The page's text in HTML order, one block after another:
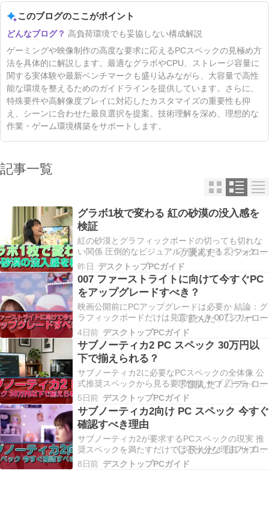
このブログのここがポイント
高負荷環境でも妥協しない構成解説
ゲーミングや映像制作の高度な要求に応えるPCスペックの見極め方
法を具体的に解説します。最適なグラボやCPU、ストレージ容量に
関する実体験や最新ベンチマークも盛り込みながら、大容量で高性
能な環境を整えるためのガイドラインを提供しています。さらに、
特殊要件や高解像度プレイに対応したカスタマイズの重要性も抑
え、シーンに合わせた最良選択を提案。技術理解を深め、理想的な
作業・ゲーム環境構築をサポートします。
記事一覧
グラボ1枚で変わる 紅の砂漠の没入感を
検証
紅の砂漠とグラフィックボードの切っても切れな
い関係 圧倒的なビジュアルが要求するスペックの
現実 「紅の砂漠」は、Pearl Abyssが開発した超大
作オープンワールドアクションRPGです。 黒い砂
漠で培った技術をさらに進化させ、広大なフィー
ルド、リアルタイムの天候変化、数百人規模…
昨日 デスクトップPCガイド
007 ファーストライトに向けて今すぐPC
をアップグレードすべき？
映画公開前にPCアップグレードは必要か 結論：グ
ラフィックボードだけは見直すべき 007シリーズ
最新作「ファーストライト」の公開が迫る中、ゲ
ーム版も同時展開されることが発表されました。
現時点でGeForce RTX 5060Ti以上、または
Radeon RX 9070XT以上の…
4日前 デスクトップPCガイド
サブノーティカ2 PC スペック 30万円以
下で揃えられる？
サブノーティカ2に必要なPCスペックの全体像 公
式推奨スペックから見る要求性能 サブノーティカ
2は前作から大幅にグラフィック品質が向上してお
り、水中環境の描写やリアルタイムの光の屈折表
現など、GPU負荷の高い処理が多数実装されるこ
とが分かっています。 開発元のUnknown Wo…
5日前 デスクトップPCガイド
サブノーティカ2向け PC スペック 今すぐ
確認すべき理由
サブノーティカ2が要求するPCスペックの現実 推
奨スペックを満たすだけでは不十分な理由 サブノ
ーティカ2は前作から大幅に進化したグラフィック
スエンジンを採用しており、単に公式の推奨スペ
8日前 デスクトップPCガイド